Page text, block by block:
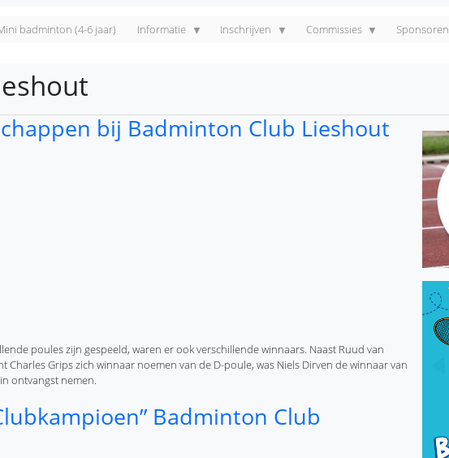
badminton (4-6 jaar) Informatie Inschrijven Commissies Sponsoren
bij Badminton Club Lieshout
poules zijn gespeeld, waren er ook verschillende winnaars. Naast Ruud van
Grips zich winnaar noemen van de D-poule, was Niels Dirven de winnaar van
ontvangst nemen.
Lieshout
Badminton Club